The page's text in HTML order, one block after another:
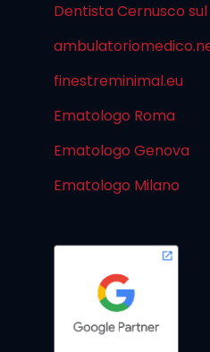
Dentista Cernusco sul
finestreminimal.eu
Ematologo Roma
Ematologo Genova
Ematologo Milano